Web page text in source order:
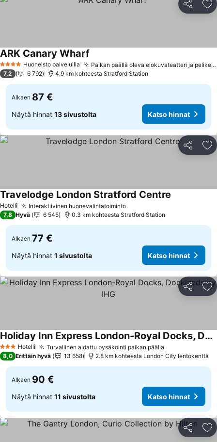
Jaa
4 TähtiluokitusHuoneisto palveluilla Paikan päällä oleva elokuvateatteri ja pelikeskus
ARK Canary Wharf
7,2 6 792 4.9 km kohteesta Stratford Station
Alkaen 87 €
Näytä hinnat 13 sivustolta Katso hinnat
Jaa
Hotelli Interaktiivinen huonevalintatoiminto
Travelodge London Stratford Centre
7,8 Hyvä 6 545 0.3 km kohteesta Stratford Station
Alkaen 77 €
Näytä hinnat 1 sivustolta Katso hinnat
Jaa
3 Tähtiluokitus
Hotelli Turvallinen aidattu pysäköinti paikan päällä
Holiday Inn Express London-Royal Docks, Docklands by IHG
8,0 Erittäin hyvä 13 658 2.8 km kohteesta London City lentokenttä
Alkaen 90 €
Näytä hinnat 11 sivustolta Katso hinnat
Jaa